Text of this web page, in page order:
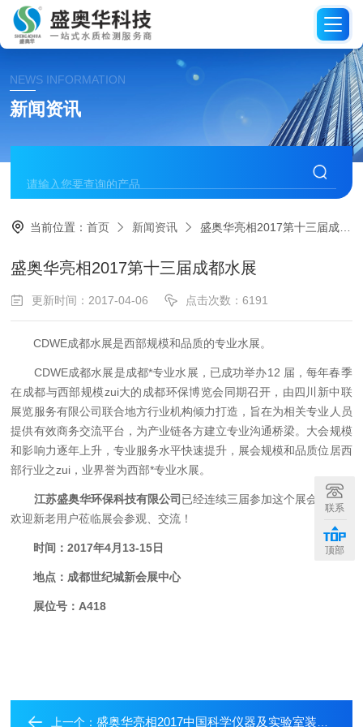
NEWS INFORMATION
新闻资讯
当前位置：首页 新闻资讯 盛奥华亮相2017第十三届成都水展
盛奥华亮相2017第十三届成都水展
更新时间：2017-04-06 点击次数：6191
CDWE成都水展是西部规模和品质的专业水展。
CDWE成都水展是成都*专业水展，已成功举办12 届，每年春季
在成都与西部规模zui大的成都环保博览会同期召开，由四川新中联
展览服务有限公司联合地方行业机构倾力打造，旨在为相关专业人员
提供有效商务交流平台，为产业链各方建立专业沟通桥梁。大会规模
和影响力逐年上升，专业服务水平快速提升，展会规模和品质位居西
部行业之zui，业界誉为西部*专业水展。
江苏盛奥华环保科技有限公司 已经连续三届参加这个展会，届时
欢迎新老用户莅临展会参观、交流！
时间：2017年4月13-15日
地点：成都世纪城新会展中心
展位号：A418
上一个：盛奥华亮相2017中国科学仪器及实验室装备展览会
联系
顶部